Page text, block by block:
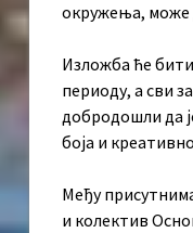
окружења, може
Изложба ће
периоду, а сви
добродошли да
боја и
Међу
и колектив